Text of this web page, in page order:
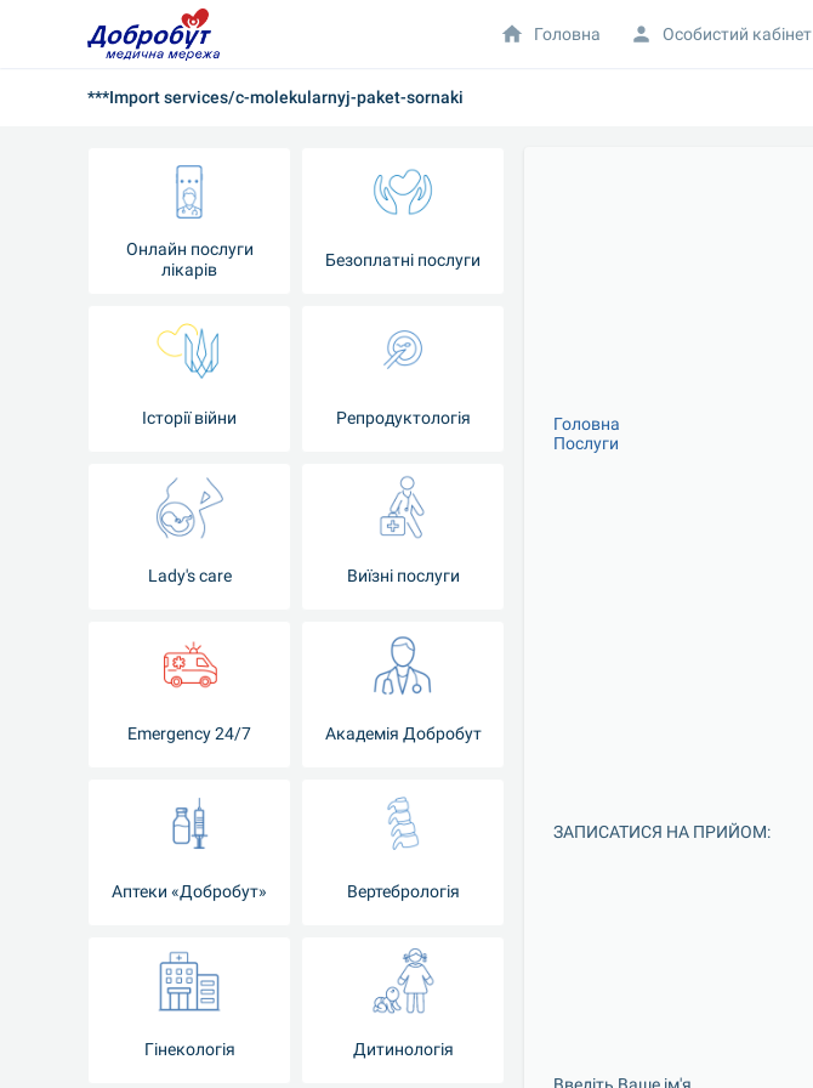
***Import services/c-molekularnyj-paket-sornaki
Онлайн послуги
лікарів
Безоплатні послуги
Історії війни Репродуктологія
Lady's care Виїзні послуги
Emergency 24/7 Академія Добробут
Аптеки «Добробут» Вертебрологія
Гінекологія Дитинологія
Головна
Послуги
ЗАПИСАТИСЯ НА ПРИЙОМ:
Головна Особистий кабінет